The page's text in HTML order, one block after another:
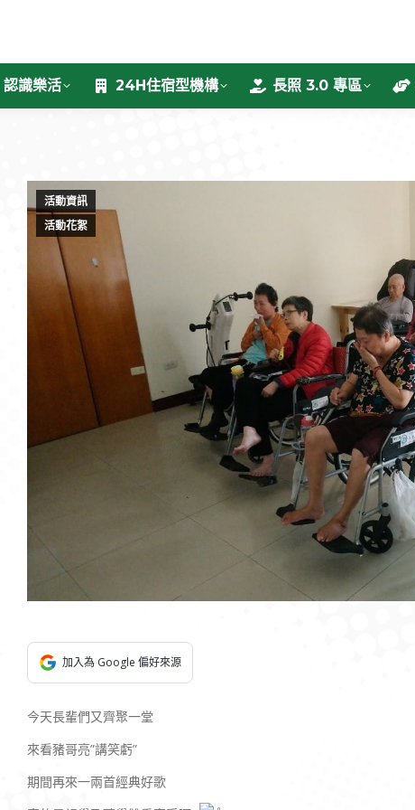
認識樂活 24H住宿型機構 長照 3.0 專區
活動資訊
活動花絮
加入為 Google 偏好來源
今天長輩們又齊聚一堂
來看豬哥亮”講笑虧”
期間再來一兩首經典好歌